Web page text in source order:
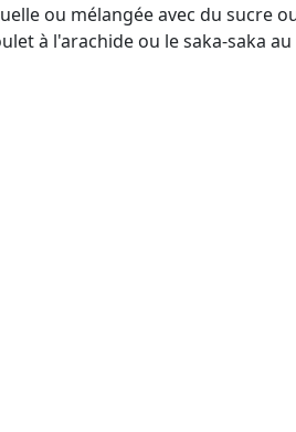
ou mélangée avec du sucre
à l'arachide ou le saka-saka